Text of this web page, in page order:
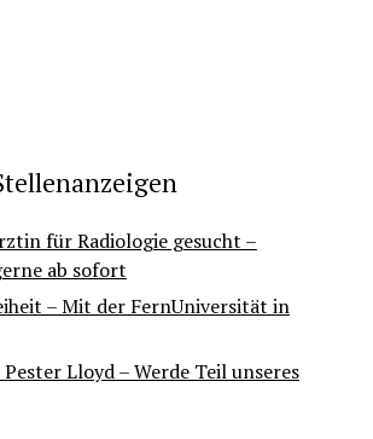
für Radiologie gesucht –
ab sofort
– Mit der FernUniversität in
Lloyd – Werde Teil unseres